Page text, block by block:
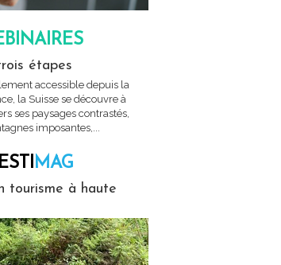
étapes
accessible depuis la
la Suisse se découvre à
ses paysages contrastés,
imposantes,...
MAG
tourisme à haute